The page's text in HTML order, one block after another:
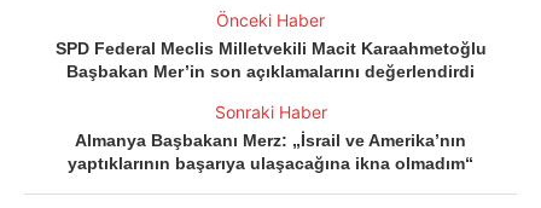
Önceki Haber
SPD Federal Meclis Milletvekili Macit Karaahmetoğlu
Başbakan Mer’in son açıklamalarını değerlendirdi
Sonraki Haber
Almanya Başbakanı Merz: „İsrail ve Amerika’nın
yaptıklarının başarıya ulaşacağına ikna olmadım“